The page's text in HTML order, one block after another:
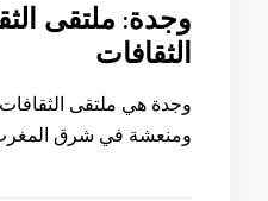
وجدة: ملتقى
الثقافات
وجدة هي ملتقى
ومنعشة في شرق